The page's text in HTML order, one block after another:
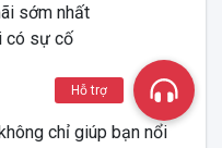
sớm nhất
có sự cố
chỉ giúp bạn nổi
Hỗ trợ